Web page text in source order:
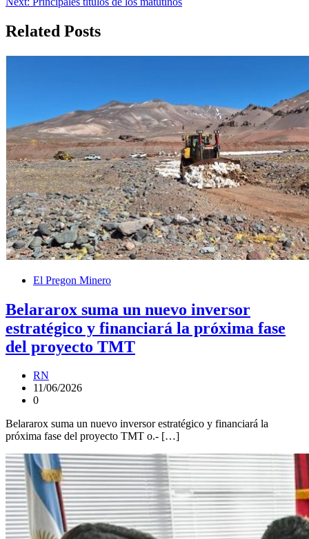
de
entradas
Related Posts
El Pregon Minero
Belararox suma un nuevo inversor
estratégico y financiará la próxima fase
del proyecto TMT
RN
11/06/2026
0
Belararox suma un nuevo inversor estratégico y financiará la
próxima fase del proyecto TMT o.- […]